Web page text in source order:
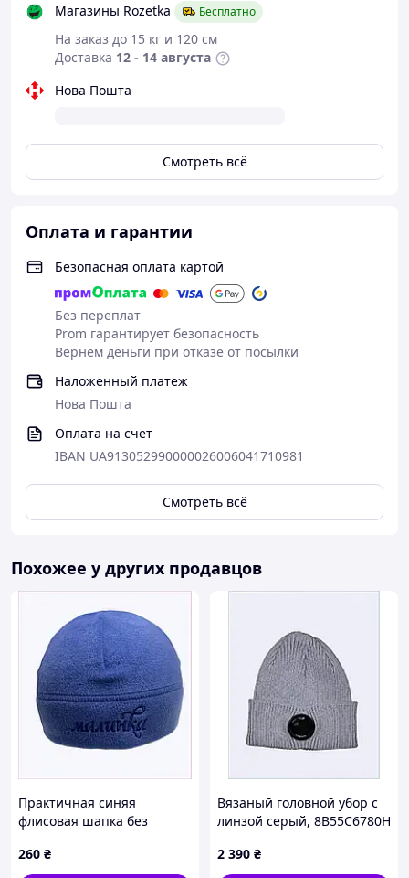
Магазины Rozetka
Бесплатно
На заказ до 15 кг и 120 см
Доставка 12 - 14 августа
Нова Пошта
Смотреть всё
Оплата и гарантии
Безопасная оплата картой
Без переплат
Prom гарантирует безопасность
Вернем деньги при отказе от посылки
Наложенный платеж
Нова Пошта
Оплата на счет
IBAN UA913052990000026006041710981
Смотреть всё
Похожее у других продавцов
Практичная синяя
флисовая шапка без
8C710743M
260 ₴
Вязаный головной убор с
линзой серый, 8B55C6780H
2 390 ₴